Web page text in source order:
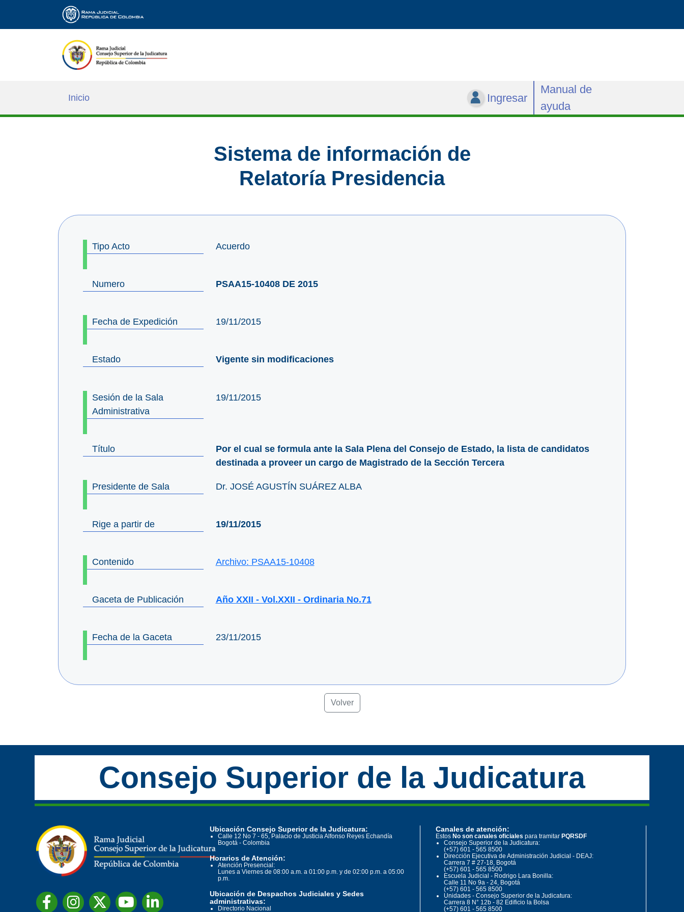
Inicio Ingresar
Manual de
ayuda
Sistema de información de
Relatoría Presidencia
Tipo Acto Acuerdo
Numero PSAA15-10408 DE 2015
Fecha de Expedición 19/11/2015
Estado Vigente sin modificaciones
Sesión de la Sala
Administrativa
19/11/2015
Título
Por el cual se formula ante la Sala Plena del Consejo de Estado, la lista de candidatos
destinada a proveer un cargo de Magistrado de la Sección Tercera
Presidente de Sala Dr. JOSÉ AGUSTÍN SUÁREZ ALBA
Rige a partir de 19/11/2015
Contenido Archivo: PSAA15-10408
Gaceta de Publicación Año XXII - Vol.XXII - Ordinaria No.71
Fecha de la Gaceta 23/11/2015
Volver
Consejo Superior de la Judicatura
Ubicación Consejo Superior de la Judicatura:
Calle 12 No 7 - 65, Palacio de Justicia Alfonso Reyes Echandía
Bogotá - Colombia
Horarios de Atención:
Atención Presencial:
Lunes a Viernes de 08:00 a.m. a 01:00 p.m. y de 02:00 p.m. a 05:00
p.m.
Ubicación de Despachos Judiciales y Sedes
administrativas:
Directorio Nacional
Canales de atención:
Estos No son canales oficiales para tramitar PQRSDF
Consejo Superior de la Judicatura:
(+57) 601 - 565 8500
Dirección Ejecutiva de Administración Judicial - DEAJ:
Carrera 7 # 27-18, Bogotá
(+57) 601 - 565 8500
Escuela Judicial - Rodrigo Lara Bonilla:
Calle 11 No 9a - 24, Bogotá
(+57) 601 - 565 8500
Unidades - Consejo Superior de la Judicatura:
Carrera 8 N° 12b - 82 Edificio la Bolsa
(+57) 601 - 565 8500